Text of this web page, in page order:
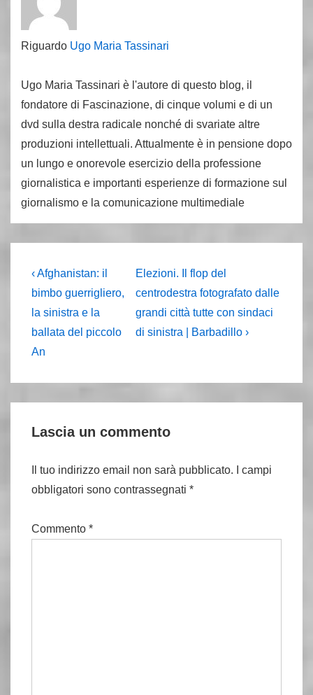
Riguardo Ugo Maria Tassinari
Ugo Maria Tassinari è l'autore di questo blog, il
fondatore di Fascinazione, di cinque volumi e di un
dvd sulla destra radicale nonché di svariate altre
produzioni intellettuali. Attualmente è in pensione dopo
un lungo e onorevole esercizio della professione
giornalistica e importanti esperienze di formazione sul
giornalismo e la comunicazione multimediale
Navigazione
articoli
L'articolo
precedente
è
‹ Afghanistan: il
bimbo guerrigliero,
la sinistra e la
ballata del piccolo
An
Il
prossimo
articolo
è
Elezioni. Il flop del
centrodestra fotografato dalle
grandi città tutte con sindaci
di sinistra | Barbadillo ›
Lascia un commento
Il tuo indirizzo email non sarà pubblicato.
I campi
obbligatori sono contrassegnati *
Commento *